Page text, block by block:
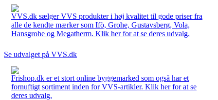
VVS.dk sælger VVS produkter i høj kvalitet til gode priser fra
alle de kendte mærker som Ifö, Grohe, Gustavsberg, Vola,
Hansgrohe og Megatherm. Klik her for at se deres udvalg.
Se udvalget på VVS.dk
Frishop.dk er et stort online byggemarked som også har et
fornuftigt sortiment inden for VVS-artikler. Klik her for at se
deres udvalg.